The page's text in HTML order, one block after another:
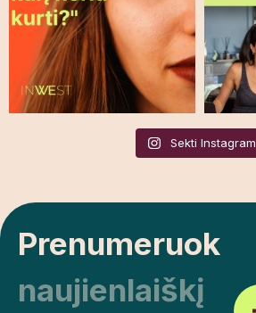
Sekti Instagram
Prenumeruok
naujienlaiškį